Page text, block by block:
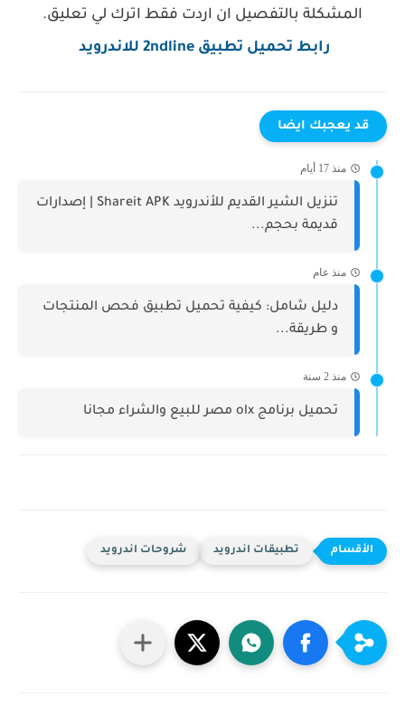
المشكلة بالتفصيل ان اردت فقط اترك لي تعليق.
رابط تحميل تطبيق 2ndline للاندرويد
قد يعجبك ايضا
منذ 17 أيام
تنزيل الشير القديم للأندرويد Shareit APK | إصدارات
قديمة بحجم...
منذ عام
دليل شامل: كيفية تحميل تطبيق فحص المنتجات
و طريقة...
منذ 2 سنة
تحميل برنامج olx مصر للبيع والشراء مجانا
تطبيقات اندرويد شروحات اندرويد